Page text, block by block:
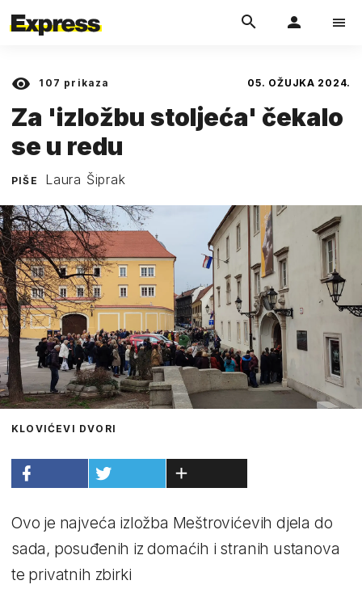
107 prikaza 05. OŽUJKA 2024.
Za 'izložbu stoljeća' čekalo
se u redu
PIŠE Laura Šiprak
KLOVIĆEVI DVORI
Ovo je najveća izložba Meštrovićevih djela do
sada, posuđenih iz domaćih i stranih ustanova
te privatnih zbirki